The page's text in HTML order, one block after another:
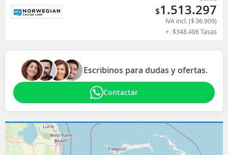
$1.513.297
IVA incl. ($ 36.909)
+ $348.406Tasas
Escribinos para dudas y ofertas.
Contactar